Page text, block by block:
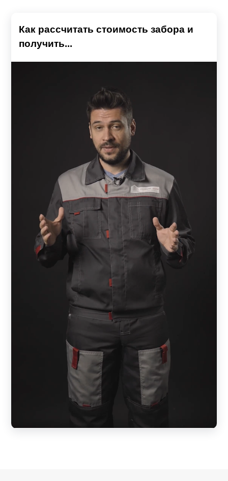
Как рассчитать стоимость забора и
получить...